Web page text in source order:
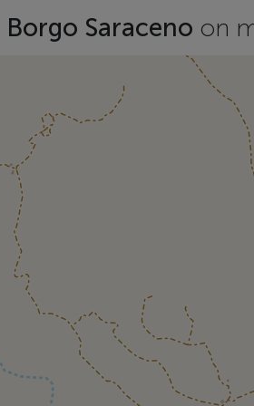
Borgo Saraceno on